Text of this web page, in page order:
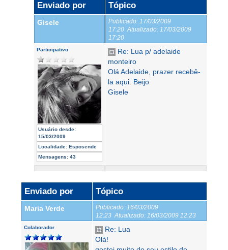
Enviado por Tópico
Gisele Publicado: 17/03/2009
17:20 Atualizado: 17/03/2009
17:20
Participativo
Usuário desde:
15/03/2009
Localidade: Esposende
Mensagens: 43
Re: Lua p/ adelaide
monteiro
Olá Adelaide, prazer recebê-
la aqui. Beijo
Gisele
Enviado por Tópico
Maria Verde Publicado: 16/03/2009
12:23 Atualizado: 16/03/2009 12:23
Colaborador
Re: Lua
Olá!